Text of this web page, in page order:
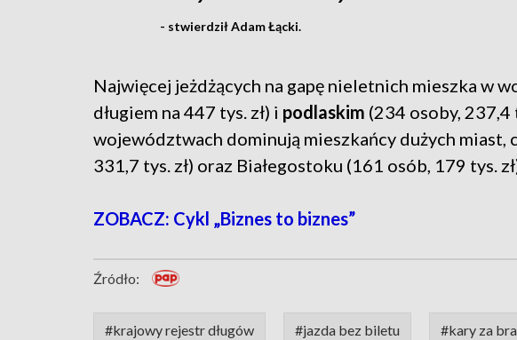
- stwierdził Adam Łącki.
Najwięcej jeżdżących na gapę nieletnich mieszka w
długiem na 447 tys. zł) i podlaskim (234 osoby, 237,4
województwach dominują mieszkańcy dużych miast,
331,7 tys. zł) oraz Białegostoku (161 osób, 179 tys.
ZOBACZ: Cykl „Biznes to biznes”
Źródło:
#krajowy rejestr długów #jazda bez biletu #kary za